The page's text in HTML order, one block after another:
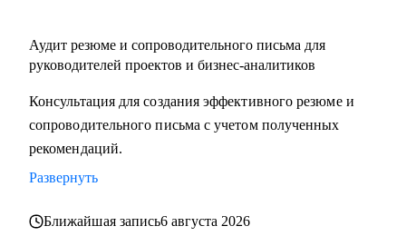
• Консультации при смене профиля деятельности.
• Помощь в выборе обучающих материалов.
Кому могу помочь:
• Руководителям проектов.
• Студентам и выпускникам для поиска стажировки в ИТ.
Аудит резюме и сопроводительного письма для
руководителей проектов и бизнес-аналитиков
Консультация для создания эффективного резюме и
сопроводительного письма с учетом полученных
рекомендаций.
Развернуть
Ближайшая запись6 августа 2026